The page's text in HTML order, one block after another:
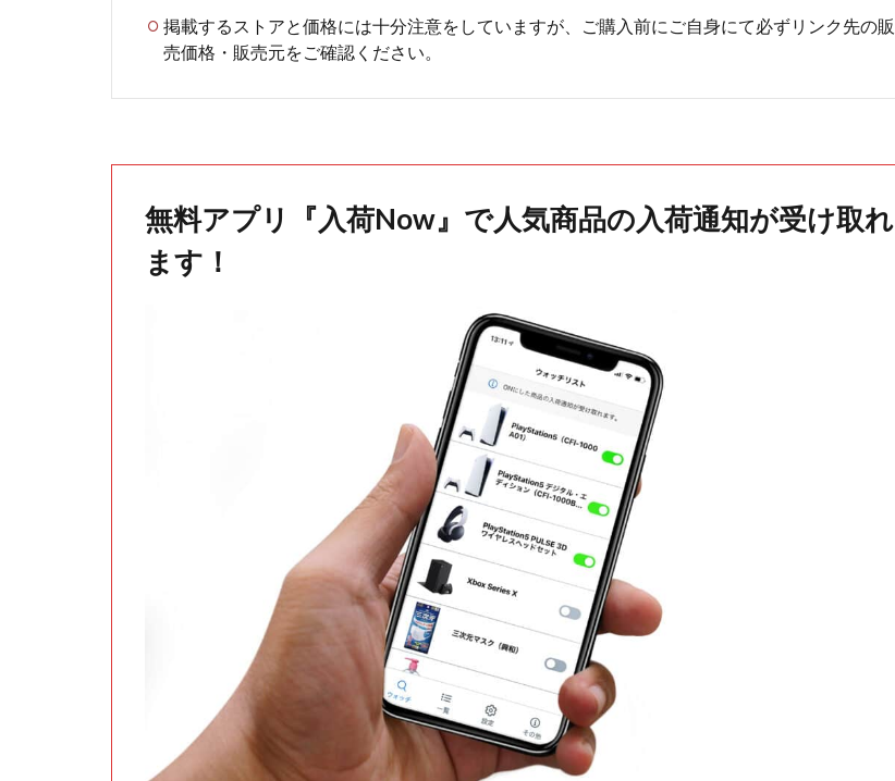
掲載するストアと価格には十分注意をしていますが、ご購入前にご自身にて必ずリンク先の販
売価格・販売元をご確認ください。
無料アプリ『入荷Now』で人気商品の入荷通知が受け取れ
ます！